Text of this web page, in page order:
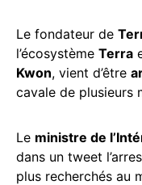
Le fondateur de
l’écosystème Terra
Kwon, vient d’être
cavale de plusieurs
Le ministre de
dans un tweet
plus recherchés au